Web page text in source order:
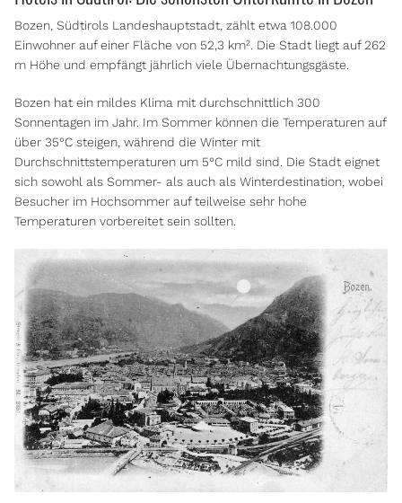
Bozen, Südtirols Landeshauptstadt, zählt etwa 108.000
Einwohner auf einer Fläche von 52,3 km². Die Stadt liegt auf 262
m Höhe und empfängt jährlich viele Übernachtungsgäste.
Bozen hat ein mildes Klima mit durchschnittlich 300
Sonnentagen im Jahr. Im Sommer können die Temperaturen auf
über 35°C steigen, während die Winter mit
Durchschnittstemperaturen um 5°C mild sind. Die Stadt eignet
sich sowohl als Sommer- als auch als Winterdestination, wobei
Besucher im Hochsommer auf teilweise sehr hohe
Temperaturen vorbereitet sein sollten.